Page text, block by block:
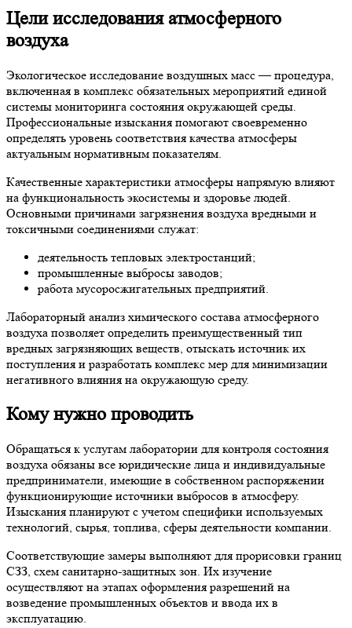
Цели исследования атмосферного
воздуха
Экологическое исследование воздушных масс — процедура,
включенная в комплекс обязательных мероприятий единой
системы мониторинга состояния окружающей среды.
Профессиональные изыскания помогают своевременно
определять уровень соответствия качества атмосферы
актуальным нормативным показателям.
Качественные характеристики атмосферы напрямую влияют
на функциональность экосистемы и здоровье людей.
Основными причинами загрязнения воздуха вредными и
токсичными соединениями служат:
деятельность тепловых электростанций;
промышленные выбросы заводов;
работа мусоросжигательных предприятий.
Лабораторный анализ химического состава атмосферного
воздуха позволяет определить преимущественный тип
вредных загрязняющих веществ, отыскать источник их
поступления и разработать комплекс мер для минимизации
негативного влияния на окружающую среду.
Кому нужно проводить
Обращаться к услугам лаборатории для контроля состояния
воздуха обязаны все юридические лица и индивидуальные
предприниматели, имеющие в собственном распоряжении
функционирующие источники выбросов в атмосферу.
Изыскания планируют с учетом специфики используемых
технологий, сырья, топлива, сферы деятельности компании.
Соответствующие замеры выполняют для прорисовки границ
СЗЗ, схем санитарно-защитных зон. Их изучение
осуществляют на этапах оформления разрешений на
возведение промышленных объектов и ввода их в
эксплуатацию.